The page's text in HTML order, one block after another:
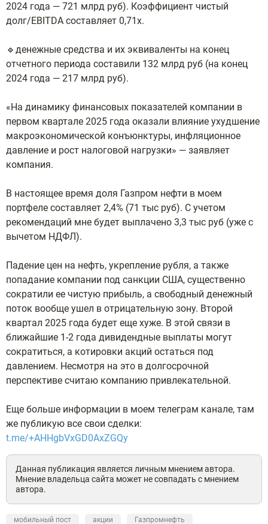
2024 года — 721 млрд руб). Коэффициент чистый
долг/EBITDA составляет 0,71х.
🔹денежные средства и их эквиваленты на конец
отчетного периода составили 132 млрд руб (на конец
2024 года — 217 млрд руб).
«На динамику финансовых показателей компании в
первом квартале 2025 года оказали влияние ухудшение
макроэкономической конъюнктуры, инфляционное
давление и рост налоговой нагрузки» — заявляет
компания.
В настоящее время доля Газпром нефти в моем
портфеле составляет 2,4% (71 тыс руб). С учетом
рекомендаций мне будет выплачено 3,3 тыс руб (уже с
вычетом НДФЛ).
Падение цен на нефть, укрепление рубля, а также
попадание компании под санкции США, существенно
сократили ее чистую прибыль, а свободный денежный
поток вообще ушел в отрицательную зону. Второй
квартал 2025 года будет еще хуже. В этой связи в
ближайшие 1-2 года дивидендные выплаты могут
сократиться, а котировки акций остаться под
давлением. Несмотря на это в долгосрочной
перспективе считаю компанию привлекательной.
Еще больше информации в моем телеграм канале, там
же публикую все свои сделки:
t.me/+AHHgbVxGD0AxZGQy
Данная публикация является личным мнением автора.
Мнение владельца сайта может не совпадать с мнением
автора.
мобильный пост акции Газпромнефть